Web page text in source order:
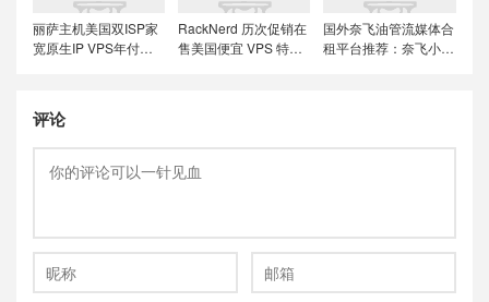
丽萨主机美国双ISP家
宽原生IP VPS年付特
RackNerd 历次促销在
售美国便宜 VPS 特价
国外奈飞油管流媒体合
租平台推荐：奈飞小
评论